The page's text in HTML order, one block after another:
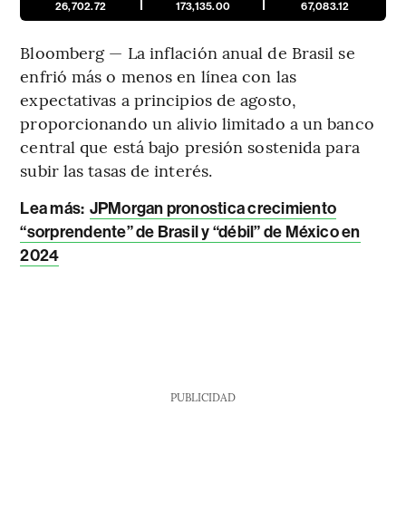
26,702.72
173,135.00
67,083.12
Bloomberg — La inflación anual de Brasil se
enfrió más o menos en línea con las
expectativas a principios de agosto,
proporcionando un alivio limitado a un banco
central que está bajo presión sostenida para
subir las tasas de interés.
Lea más: JPMorgan pronostica crecimiento
“sorprendente” de Brasil y “débil” de México en
2024
PUBLICIDAD